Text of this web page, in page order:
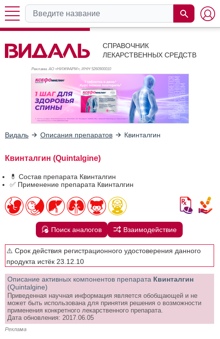
СПРАВОЧНИК
ЛЕКАРСТВЕННЫХ СРЕДСТВ
Реклама. АО «НИЖФАРМ», ИНН 5260900010
Видаль Описания препаратов Квинталгин
Квинталгин (Quintalgine)
💊 Состав препарата Квинталгин
✅ Применение препарата Квинталгин
Поиск аналогов Взаимодействие
⚠️ Срок действия регистрационного удостоверения данного
продукта истёк 23.12.10
Описание активных компонентов препарата Квинталгин
(Quintalgine)
Приведенная научная информация является обобщающей и не
может быть использована для принятия решения о возможности
применения конкретного лекарственного препарата.
Дата обновления: 2017.06.05
Реклама